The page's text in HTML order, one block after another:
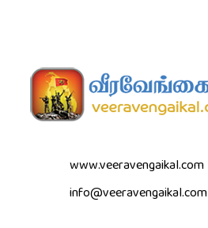
www.veeravengaikal.com
info@veeravengaikal.com